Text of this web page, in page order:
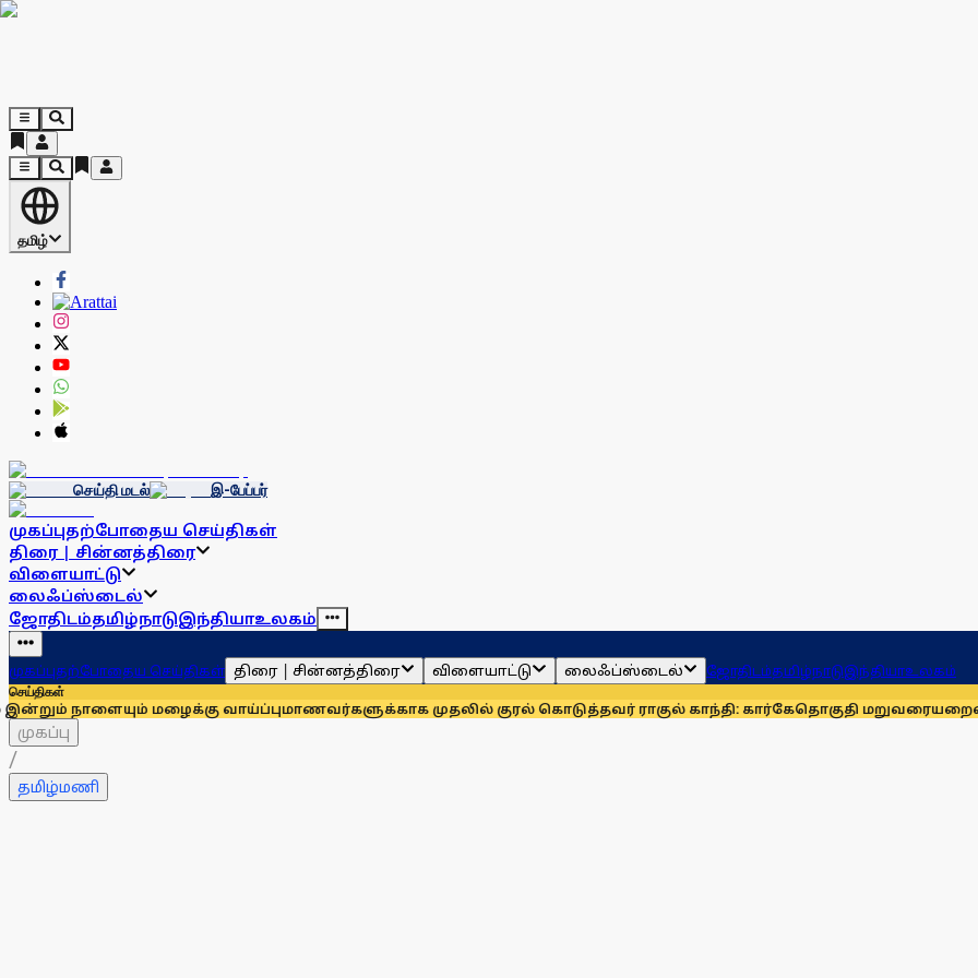
தமிழ்
செய்தி மடல் இ-பேப்பர்
முகப்புதற்போதைய செய்திகள்
திரை | சின்னத்திரை
விளையாட்டு
லைஃப்ஸ்டைல்
ஜோதிடம்தமிழ்நாடுஇந்தியாஉலகம்
முகப்புதற்போதைய செய்திகள் திரை | சின்னத்திரை விளையாட்டு லைஃப்ஸ்டைல் ஜோதிடம்தமிழ்நாடுஇந்தியாஉலகம்
செய்திகள்
மழைக்கு வாய்ப்புமாணவர்களுக்காக முதலில் குரல் கொடுத்தவர் ராகுல் காந்தி: கார்கேதொகுதி மறுவரையறையை
முகப்பு
/
தமிழ்மணி